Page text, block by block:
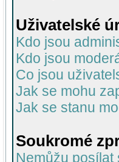
Uživatelské
Kdo jsou
Kdo jsou
Co jsou
Jak se mohu
Jak se stanu
Soukromé
Nemůžu posílat